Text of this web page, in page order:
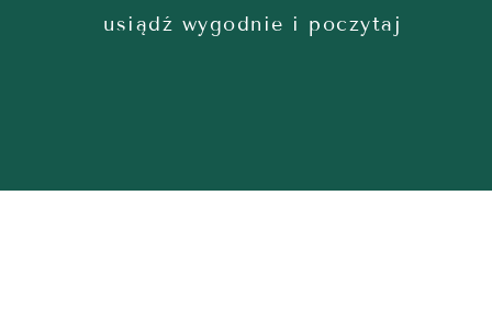
usiądź wygodnie i poczytaj